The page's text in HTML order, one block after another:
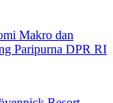
Makro dan
Paripurna DPR RI